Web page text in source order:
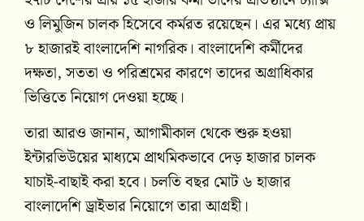
ও লিমুজিন চালক হিসেবে কর্মরত রয়েছেন। এর মধ্যে প্রায়
৮ হাজারই বাংলাদেশি নাগরিক। বাংলাদেশি কর্মীদের
দক্ষতা, সততা ও পরিশ্রমের কারণে তাদের অগ্রাধিকার
ভিত্তিতে নিয়োগ দেওয়া হচ্ছে।
তারা আরও জানান, আগামীকাল থেকে শুরু হওয়া
ইন্টারভিউয়ের মাধ্যমে প্রাথমিকভাবে দেড় হাজার চালক
যাচাই-বাছাই করা হবে। চলতি বছর মোট ৬ হাজার
বাংলাদেশি ড্রাইভার নিয়োগে তারা আগ্রহী।